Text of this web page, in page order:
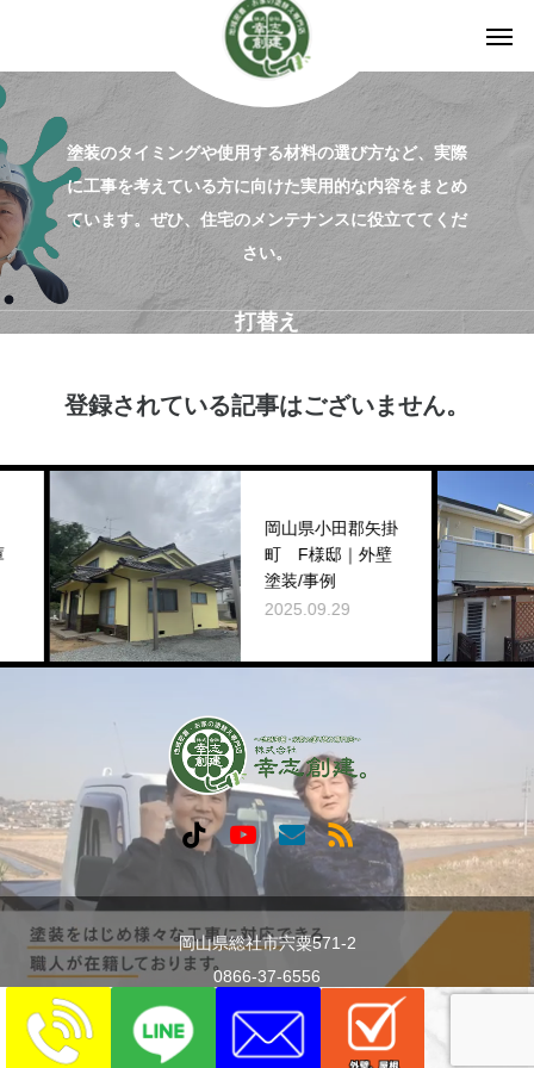
塗装のタイミングや使用する材料の選び方など、実際
に工事を考えている方に向けた実用的な内容をまとめ
ています。ぜひ、住宅のメンテナンスに役立ててくだ
さい。
打替え
登録されている記事はございません。
岡山県小田郡矢掛
町 F様邸｜外壁
塗装/事例
2025.09.29
岡山県総社市宍粟571-2
0866-37-6556
Copyright © 2024 株式会社幸志創建。